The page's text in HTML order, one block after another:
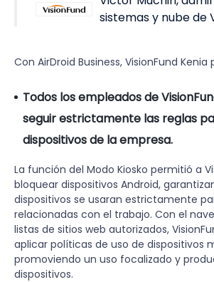
sistemas y nube de
Con AirDroid Business, VisionFund Kenia
Todos los empleados de
seguir estrictamente las reglas
dispositivos de la empresa.
La función del Modo Kiosko permitió a
bloquear dispositivos Android,
dispositivos se usaran estrictamente
relacionadas con el trabajo. Con el
listas de sitios web autorizados,
aplicar políticas de uso de dispositivos
promoviendo un uso focalizado y
dispositivos.